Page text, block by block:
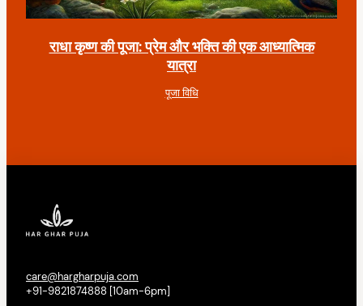
राधा कृष्ण की पूजा: प्रेम और भक्ति की एक आध्यात्मिक
यात्रा
पूजा विधि
care@hargharpuja.com
+91-9821874888 [10am-6pm]